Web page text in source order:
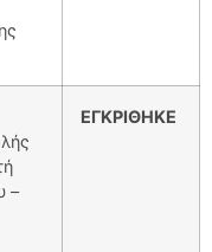
–
ΕΓΚΡΙΘΗΚΕ